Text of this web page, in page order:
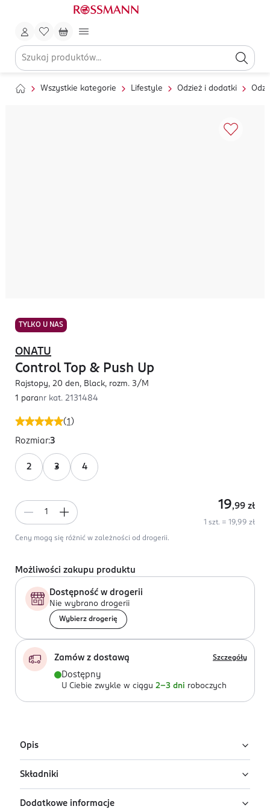
Wszystkie kategorie Lifestyle Odzież i dodatki
TYLKO U NAS
(1 )
ONATU
Control Top & Push Up
Rajstopy, 20 den, Black, rozm. 3/M
1 paranr kat. 2131484
Rozmiar:3
2 3 4
19,99 zł
1 szt. = 19,99 zł
Ceny mogą się różnić w zależności od drogerii.
Możliwości zakupu produktu
Dostępność w drogerii
Nie wybrano drogerii
Wybierz drogerię
Zamów z dostawą Szczegóły
Dostępny
U Ciebie zwykle w ciągu 2-3 dni roboczych
Opis
Czarne rajstopy 20 den Onatu Control Top &
Push Up, Rozmiar 3 (M)
Składniki
90% poliamid, 10% elastan
Dodatkowe informacje